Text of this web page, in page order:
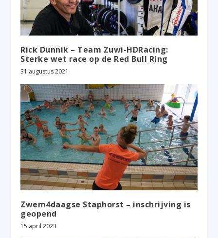
Rick Dunnik – Team Zuwi-HDRacing:
Sterke wet race op de Red Bull Ring
31 augustus 2021
Zwem4daagse Staphorst – inschrijving is
geopend
15 april 2023